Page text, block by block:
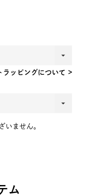
ラッピングについて >
いません。
ム